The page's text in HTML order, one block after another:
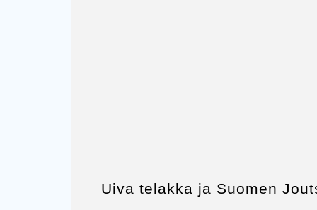
Uiva telakka ja Suomen